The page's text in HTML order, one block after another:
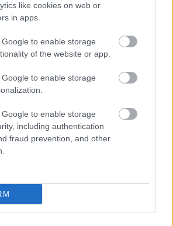
like cookies on web or
in apps.
to enable storage
of the website or app.
to enable storage
to enable storage
including authentication
fraud prevention, and other
«εγκαταλείπουν» το Google Maps